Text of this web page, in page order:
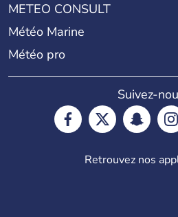
METEO CONSULT
Météo Marine
Météo pro
Suivez-
Retrouvez nos